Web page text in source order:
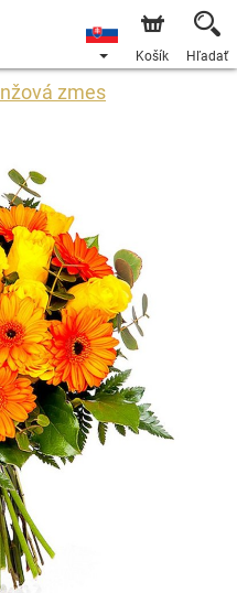
Košík Hľadať
zmes